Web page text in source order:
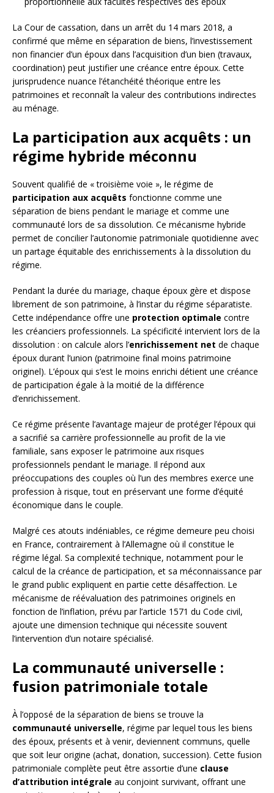
La Cour de cassation, dans un arrêt du 14 mars 2018, a
confirmé que même en séparation de biens, l’investissement
non financier d’un époux dans l’acquisition d’un bien (travaux,
coordination) peut justifier une créance entre époux. Cette
jurisprudence nuance l’étanchéité théorique entre les
patrimoines et reconnaît la valeur des contributions indirectes
au ménage.
La participation aux acquêts : un
régime hybride méconnu
Souvent qualifié de « troisième voie », le régime de
participation aux acquêts fonctionne comme une
séparation de biens pendant le mariage et comme une
communauté lors de sa dissolution. Ce mécanisme hybride
permet de concilier l’autonomie patrimoniale quotidienne avec
un partage équitable des enrichissements à la dissolution du
régime.
Pendant la durée du mariage, chaque époux gère et dispose
librement de son patrimoine, à l’instar du régime séparatiste.
Cette indépendance offre une protection optimale contre
les créanciers professionnels. La spécificité intervient lors de la
dissolution : on calcule alors l’enrichissement net de chaque
époux durant l’union (patrimoine final moins patrimoine
originel). L’époux qui s’est le moins enrichi détient une créance
de participation égale à la moitié de la différence
d’enrichissement.
Ce régime présente l’avantage majeur de protéger l’époux qui
a sacrifié sa carrière professionnelle au profit de la vie
familiale, sans exposer le patrimoine aux risques
professionnels pendant le mariage. Il répond aux
préoccupations des couples où l’un des membres exerce une
profession à risque, tout en préservant une forme d’équité
économique dans le couple.
Malgré ces atouts indéniables, ce régime demeure peu choisi
en France, contrairement à l’Allemagne où il constitue le
régime légal. Sa complexité technique, notamment pour le
calcul de la créance de participation, et sa méconnaissance par
le grand public expliquent en partie cette désaffection. Le
mécanisme de réévaluation des patrimoines originels en
fonction de l’inflation, prévu par l’article 1571 du Code civil,
ajoute une dimension technique qui nécessite souvent
l’intervention d’un notaire spécialisé.
La communauté universelle :
fusion patrimoniale totale
À l’opposé de la séparation de biens se trouve la
communauté universelle, régime par lequel tous les biens
des époux, présents et à venir, deviennent communs, quelle
que soit leur origine (achat, donation, succession). Cette fusion
patrimoniale complète peut être assortie d’une clause
d’attribution intégrale au conjoint survivant, offrant une